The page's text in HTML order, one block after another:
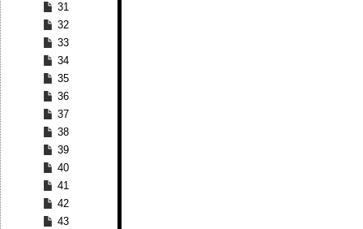
31
32
33
34
35
36
37
38
39
40
41
42
43